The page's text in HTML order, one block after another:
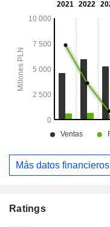
Más datos financieros
Ratings